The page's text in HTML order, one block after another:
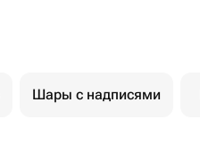
Шары с надписями